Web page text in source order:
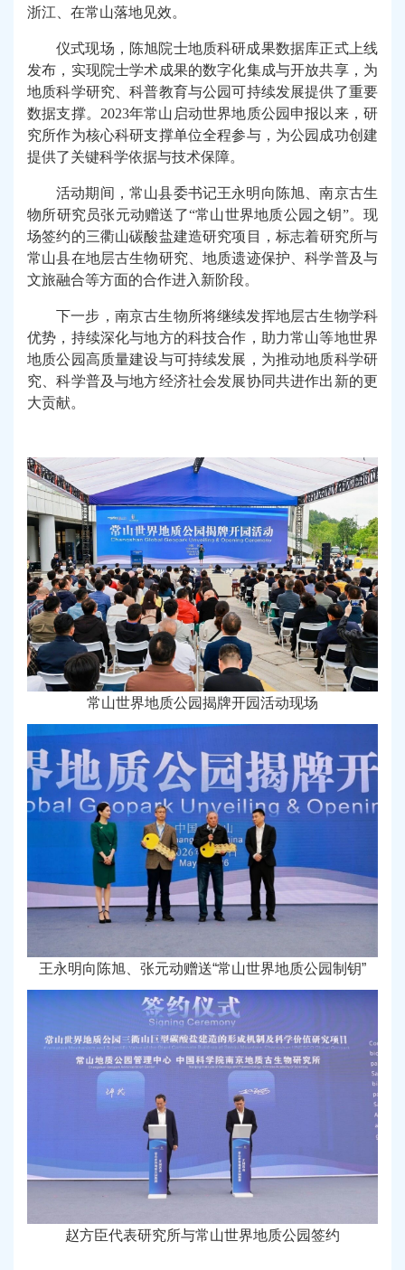
浙江、在常山落地见效。
仪式现场，陈旭院士地质科研成果数据库正式上线
发布，实现院士学术成果的数字化集成与开放共享，为
地质科学研究、科普教育与公园可持续发展提供了重要
数据支撑。2023年常山启动世界地质公园申报以来， 研
究所作为核心科研支撑单位全程参与，为公园成功创建
提供了关键科学依据与技术保障。
活动期间，常山县委书记王永明向陈旭、南京古生
物所研究员张元动赠送了“常山世界地质公园之钥”。 现
场签约的三衢山碳酸盐建造研究项目，标志着研究所与
常山县在地层古生物研究、地质遗迹保护、科学普及与
文旅融合等方面的合作进入新阶段。
下一步， 南京古生物所将继续发挥地层古生物学科
优势，持续深化与地方的科技合作，助力常山等地世界
地质公园高质量建设与可持续发展，为推动地质科学研
究、科学普及与地方经济社会发展协同共进作出新的更
大贡献。
常山世界地质公园揭牌开园活动现场
王永明向陈旭、张元动赠送“常山世界地质公园制钥”
赵方臣代表研究所与常山世界地质公园签约